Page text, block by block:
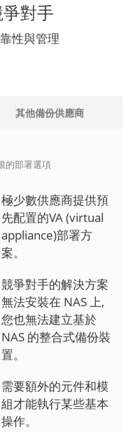
對手
性與管理
其他備份供應商
的部署選項
極少數供應商提供預
先配置的VA (virtual
appliance)部署方
案。
競爭對手的解決方案
無法安裝在 NAS 上,
您也無法建立基於
NAS 的整合式備份裝
置。
需要額外的元件和模
組才能執行某些基本
操作。